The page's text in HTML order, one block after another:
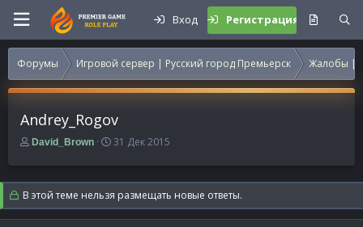
Вход Регистрация
Форумы Игровой сервер | Русский город Премьерск Жалобы |
Andrey_Rogov
А
т
о
р
т
David_Brown
Д
т
а
н
а
31 Дек 2015
В этой теме нельзя размещать новые ответы.